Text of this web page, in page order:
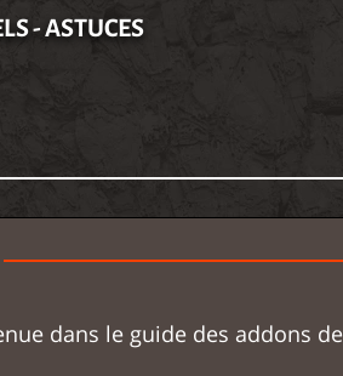
- ASTUCES
dans le guide des addons